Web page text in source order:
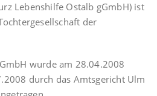
Lebenshilfe Ostalb gGmbH) ist
der
wurde am 28.04.2008
durch das Amtsgericht Ulm